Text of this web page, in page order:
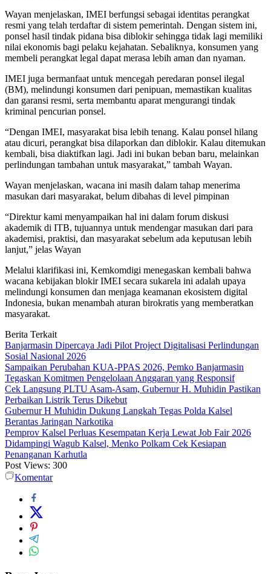
Wayan menjelaskan, IMEI berfungsi sebagai identitas perangkat
resmi yang telah terdaftar di sistem pemerintah. Dengan sistem ini,
ponsel hasil tindak pidana bisa diblokir sehingga tidak lagi memiliki
nilai ekonomis bagi pelaku kejahatan. Sebaliknya, konsumen yang
membeli perangkat legal dapat merasa lebih aman dan nyaman.
IMEI juga bermanfaat untuk mencegah peredaran ponsel ilegal
(BM), melindungi konsumen dari penipuan, memastikan kualitas
dan garansi resmi, serta membantu aparat mengurangi tindak
kriminal pencurian ponsel.
“Dengan IMEI, masyarakat bisa lebih tenang. Kalau ponsel hilang
atau dicuri, perangkat bisa dilaporkan dan diblokir. Kalau ditemukan
kembali, bisa diaktifkan lagi. Jadi ini bukan beban baru, melainkan
perlindungan tambahan untuk masyarakat,” tambah Wayan.
Wayan menjelaskan, wacana ini masih dalam tahap menerima
masukan dari masyarakat, belum dibahas di level pimpinan
“Direktur kami menyampaikan hal ini dalam forum diskusi
akademik di ITB, tujuannya untuk mendengar masukan dari para
akademisi, praktisi, dan masyarakat sebelum ada keputusan lebih
lanjut,” jelas Wayan
Melalui klarifikasi ini, Kemkomdigi menegaskan kembali bahwa
wacana kebijakan blokir IMEI secara sukarela ini adalah upaya
melindungi konsumen dan menjaga keamanan ekosistem digital
Indonesia, bukan menambah aturan birokratis yang memberatkan
masyarakat.
Berita Terkait
Banjarmasin Dipercaya Jadi Pilot Project Digitalisasi Perlindungan
Sosial Nasional 2026
Sampaikan Perubahan KUA-PPAS 2026, Pemko Banjarmasin
Tegaskan Komitmen Pengelolaan Anggaran yang Responsif
Cek Langsung PLTU Asam-Asam, Gubernur H. Muhidin Pastikan
Perbaikan Listrik Terus Dikebut
Gubernur H Muhidin Dukung Langkah Tegas Polda Kalsel
Berantas Jaringan Narkotika
Pemprov Kalsel Perluas Kesempatan Kerja Lewat Job Fair 2026
Didampingi Wagub Kalsel, Menko Polkam Cek Kesiapan
Penanganan Karhutla
Post Views: 300
Komentar